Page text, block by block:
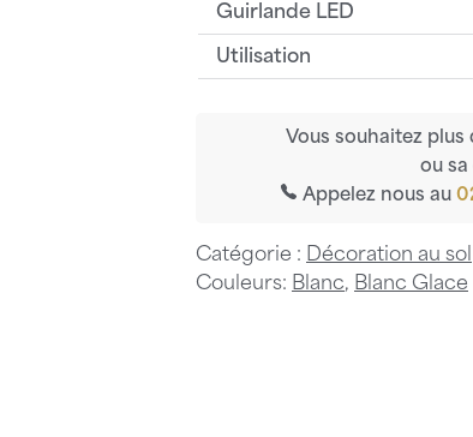
Guirlande LED
Utilisation
Vous souhaitez
ou
Appelez nous au
Catégorie : Décoration au sol
Couleurs: Blanc, Blanc Glace